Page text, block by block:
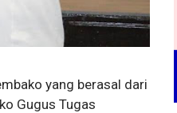
yang berasal dari
Gugus Tugas